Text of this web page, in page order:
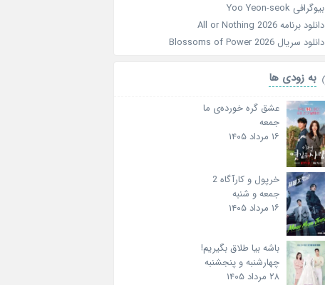
بیوگرافی Yoo Yeon-seok
دانلود برنامه All or Nothing 2026
دانلود سریال Blossoms of Power 2026
به زودی ها
عشق گره خورده‌ی ما
جمعه
۱۶ مرداد ۱۴۰۵
خرپول و کارآگاه 2
جمعه و شنبه
۱۶ مرداد ۱۴۰۵
باشه بیا طلاق بگیریم!
چهارشنبه و پنجشنبه
۲۸ مرداد ۱۴۰۵